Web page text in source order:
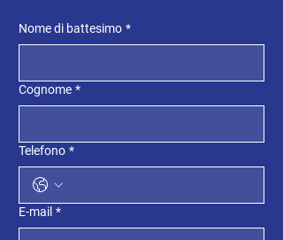
Nome di battesimo *
Cognome *
Telefono *
E-mail *